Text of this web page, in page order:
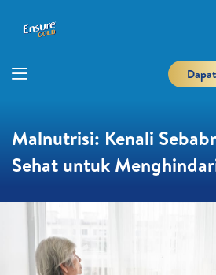
Malnutrisi: Kenali
Sehat untuk